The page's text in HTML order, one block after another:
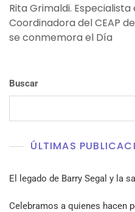
Rita Grimaldi.
Coordinadora del CEAP de
se conmemora el Día
Buscar
ÚLTIMAS
El legado de Barry Segal y la
Celebramos a quienes hacen